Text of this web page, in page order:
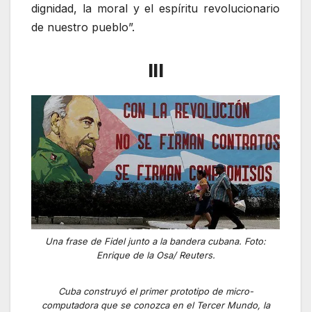
dignidad, la moral y el espíritu revolucionario
de nuestro pueblo”.
III
Una frase de Fidel junto a la bandera cubana. Foto:
Enrique de la Osa/ Reuters.
Cuba construyó el primer prototipo de micro-
computadora que se conozca en el Tercer Mundo, la